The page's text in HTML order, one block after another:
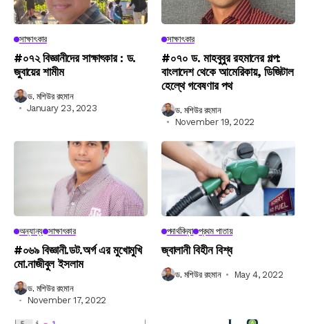
সাক্ষাৎকার
#০৭২ বিজ্ঞানীদের সাক্ষাৎকার : ড.
জুবায়ের শামীম
ড. মশিউর রহমান
January 23, 2023
সাক্ষাৎকার
#০৭০ ড. মাহবুবুর রহমানের গল্প:
বাংলাদেশ থেকে আমেরিকায়, ডিজিটাল
হেল্থে গবেষণার পথ
ড. মশিউর রহমান
November 19, 2022
অন্যান্য সাক্ষাৎকার
#০৬৯ বিজ্ঞানী.ডট.অর্গ এর মুখোমুখি
মো.নাজীবুল ইসলাম
ড. মশিউর রহমান
November 17, 2022
পদার্থবিদ্যা প্রথম পাতায়
জ্বালানী বিহীন বিশ্ব
ড. মশিউর রহমান May 4, 2022